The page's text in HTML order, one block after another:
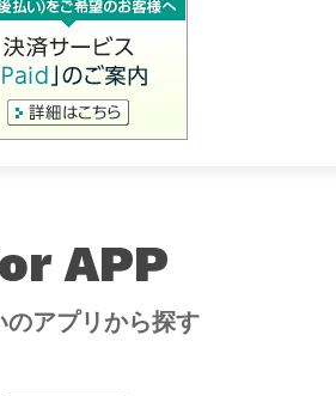
APP
のアプリから探す